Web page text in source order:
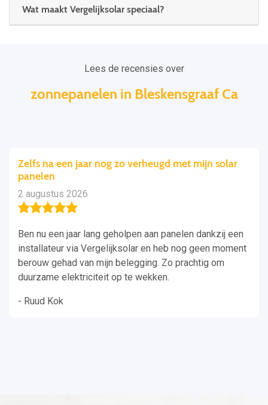
Wat maakt Vergelijksolar speciaal?
Lees de recensies over
zonnepanelen in Bleskensgraaf Ca
Zelfs na een jaar nog zo verheugd met mijn solar
panelen
2 augustus 2026
Ben nu een jaar lang geholpen aan panelen dankzij een
installateur via Vergelijksolar en heb nog geen moment
berouw gehad van mijn belegging. Zo prachtig om
duurzame elektriciteit op te wekken.
- Ruud Kok